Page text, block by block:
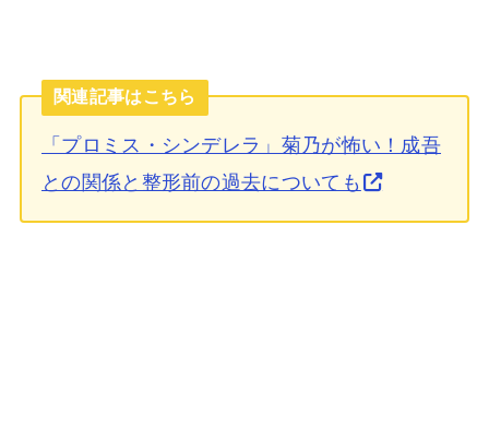
関連記事はこちら
「プロミス・シンデレラ」菊乃が怖い！成吾
との関係と整形前の過去についても